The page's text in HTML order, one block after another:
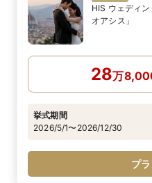
HIS ウェディ
オアシス」
28万
挙式期間
2026/5/1〜2026/12/30
プ